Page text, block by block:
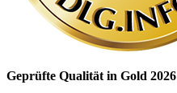
Geprüfte Qualität in Gold 2026